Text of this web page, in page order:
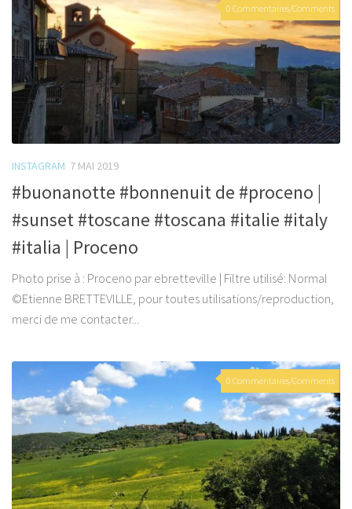
0 Commentaires/Comments
INSTAGRAM 7 MAI 2019
#buonanotte #bonnenuit de #proceno |
#sunset #toscane #toscana #italie #italy
#italia | Proceno
Photo prise à : Proceno par ebretteville | Filtre utilisé: Normal
©Etienne BRETTEVILLE, pour toutes utilisations/reproduction,
merci de me contacter...
0 Commentaires/Comments